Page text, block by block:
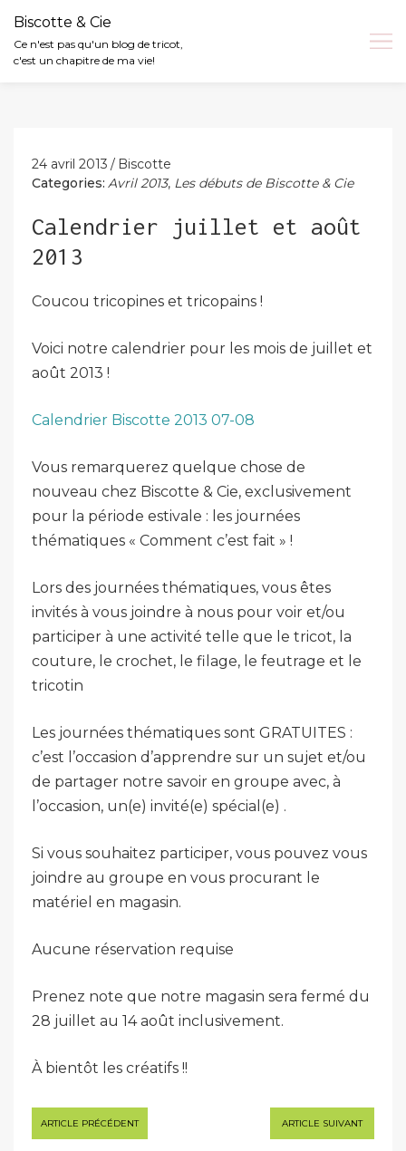
Biscotte & Cie
Ce n'est pas qu'un blog de tricot,
c'est un chapitre de ma vie!
24 avril 2013
Biscotte
Categories: Avril 2013, Les débuts de Biscotte & Cie
Calendrier juillet et août
2013
Coucou tricopines et tricopains !
Voici notre calendrier pour les mois de juillet et
août 2013 !
Calendrier Biscotte 2013 07-08
Vous remarquerez quelque chose de
nouveau chez Biscotte & Cie, exclusivement
pour la période estivale : les journées
thématiques « Comment c’est fait » !
Lors des journées thématiques, vous êtes
invités à vous joindre à nous pour voir et/ou
participer à une activité telle que le tricot, la
couture, le crochet, le filage, le feutrage et le
tricotin
Les journées thématiques sont GRATUITES :
c’est l’occasion d’apprendre sur un sujet et/ou
de partager notre savoir en groupe avec, à
l’occasion, un(e) invité(e) spécial(e) .
Si vous souhaitez participer, vous pouvez vous
joindre au groupe en vous procurant le
matériel en magasin.
Aucune réservation requise
Prenez note que notre magasin sera fermé du
28 juillet au 14 août inclusivement.
À bientôt les créatifs !!
Navigation
de
ARTICLE PRÉCÉDENT ARTICLE SUIVANT